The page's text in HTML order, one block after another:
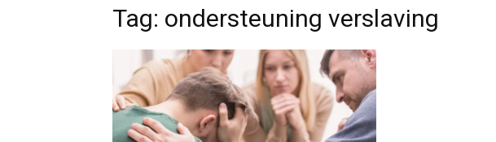
Tag: ondersteuning verslaving